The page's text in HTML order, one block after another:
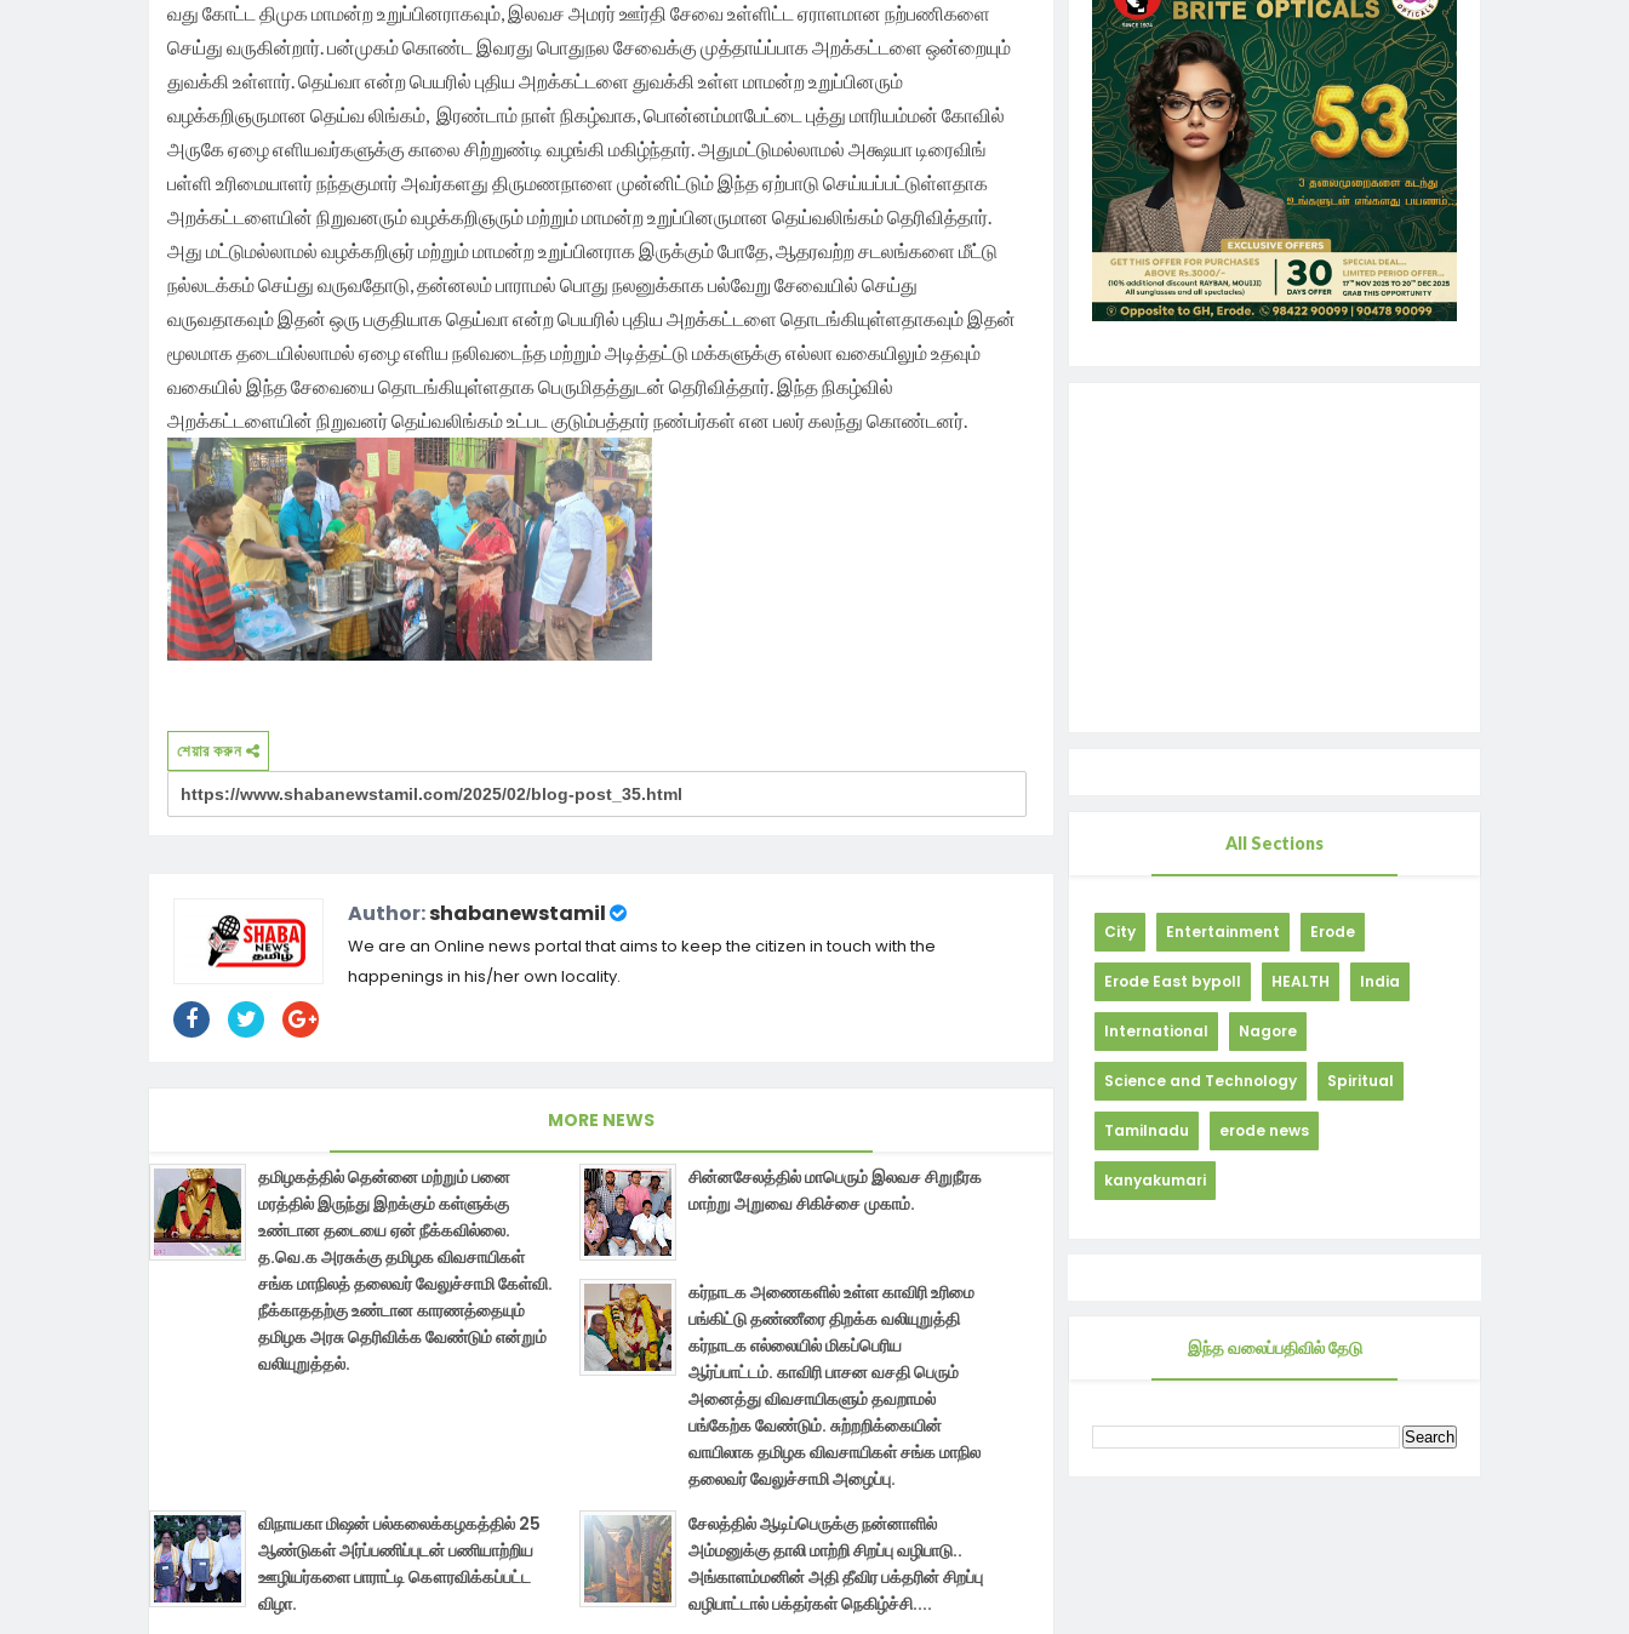
வது கோட்ட திமுக மாமன்ற உறுப்பினராகவும், இலவச அமரர் ஊர்தி சேவை உள்ளிட்ட ஏராளமான நற்பணிகளை
செய்து வருகின்றார். பன்முகம் கொண்ட இவரது பொதுநல சேவைக்கு முத்தாய்ப்பாக அறக்கட்டளை ஒன்றையும்
துவக்கி உள்ளார். தெய்வா என்ற பெயரில் புதிய அறக்கட்டளை துவக்கி உள்ள மாமன்ற உறுப்பினரும்
வழக்கறிஞருமான தெய்வ லிங்கம், இரண்டாம் நாள் நிகழ்வாக, பொன்னம்மாபேட்டை புத்து மாரியம்மன் கோவில்
அருகே ஏழை எளியவர்களுக்கு காலை சிற்றுண்டி வழங்கி மகிழ்ந்தார். அதுமட்டுமல்லாமல் அக்ஷயா டிரைவிங்
பள்ளி உரிமையாளர் நந்தகுமார் அவர்களது திருமணநாளை முன்னிட்டும் இந்த ஏற்பாடு செய்யப்பட்டுள்ளதாக
அறக்கட்டளையின் நிறுவனரும் வழக்கறிஞரும் மற்றும் மாமன்ற உறுப்பினருமான தெய்வலிங்கம் தெரிவித்தார்.
அது மட்டுமல்லாமல் வழக்கறிஞர் மற்றும் மாமன்ற உறுப்பினராக இருக்கும் போதே, ஆதரவற்ற சடலங்களை மீட்டு
நல்லடக்கம் செய்து வருவதோடு, தன்னலம் பாராமல் பொது நலனுக்காக பல்வேறு சேவையில் செய்து
வருவதாகவும் இதன் ஒரு பகுதியாக தெய்வா என்ற பெயரில் புதிய அறக்கட்டளை தொடங்கியுள்ளதாகவும் இதன்
மூலமாக தடையில்லாமல் ஏழை எளிய நலிவடைந்த மற்றும் அடித்தட்டு மக்களுக்கு எல்லா வகையிலும் உதவும்
வகையில் இந்த சேவையை தொடங்கியுள்ளதாக பெருமிதத்துடன் தெரிவித்தார். இந்த நிகழ்வில்
அறக்கட்டளையின் நிறுவனர் தெய்வலிங்கம் உட்பட குடும்பத்தார் நண்பர்கள் என பலர் கலந்து கொண்டனர்.
শেয়ার করুন
Author:shabanewstamil
We are an Online news portal that aims to keep the citizen in touch with the
happenings in his/her own locality.
MORE NEWS
தமிழகத்தில் தென்னை மற்றும் பனை
மரத்தில் இருந்து இறக்கும் கள்ளுக்கு
உண்டான தடையை ஏன் நீக்கவில்லை.
த.வெ.க அரசுக்கு தமிழக விவசாயிகள்
சங்க மாநிலத் தலைவர் வேலுச்சாமி கேள்வி.
நீக்காததற்கு உண்டான காரணத்தையும்
தமிழக அரசு தெரிவிக்க வேண்டும் என்றும்
வலியுறுத்தல்.
சின்னசேலத்தில் மாபெரும் இலவச சிறுநீரக
மாற்று அறுவை சிகிச்சை முகாம்.
கர்நாடக அணைகளில் உள்ள காவிரி உரிமை
பங்கிட்டு தண்ணீரை திறக்க வலியுறுத்தி
கர்நாடக எல்லையில் மிகப்பெரிய
ஆர்ப்பாட்டம். காவிரி பாசன வசதி பெரும்
அனைத்து விவசாயிகளும் தவறாமல்
பங்கேற்க வேண்டும். சுற்றறிக்கையின்
வாயிலாக தமிழக விவசாயிகள் சங்க மாநில
தலைவர் வேலுச்சாமி அழைப்பு.
விநாயகா மிஷன் பல்கலைக்கழகத்தில் 25
ஆண்டுகள் அர்ப்பணிப்புடன் பணியாற்றிய
ஊழியர்களை பாராட்டி கௌரவிக்கப்பட்ட
விழா.
சேலத்தில் ஆடிப்பெருக்கு நன்னாளில்
அம்மனுக்கு தாலி மாற்றி சிறப்பு வழிபாடு..
அங்காளம்மனின் அதி தீவிர பக்தரின் சிறப்பு
வழிபாட்டால் பக்தர்கள் நெகிழ்ச்சி....
All Sections
City Entertainment Erode
Erode East bypoll HEALTH India
International Nagore
Science and Technology Spiritual
Tamilnadu erode news
kanyakumari
இந்த வலைப்பதிவில் தேடு